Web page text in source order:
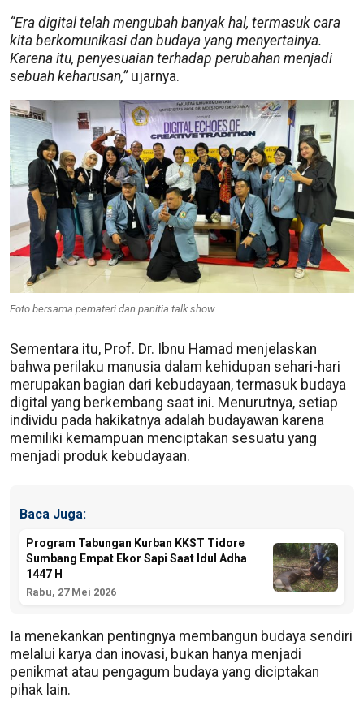
“Era digital telah mengubah banyak hal, termasuk cara
kita berkomunikasi dan budaya yang menyertainya.
Karena itu, penyesuaian terhadap perubahan menjadi
sebuah keharusan,”ujarnya.
Foto bersama pemateri dan panitia talk show.
Sementara itu, Prof. Dr. Ibnu Hamad menjelaskan
bahwa perilaku manusia dalam kehidupan sehari-hari
merupakan bagian dari kebudayaan, termasuk budaya
digital yang berkembang saat ini. Menurutnya, setiap
individu pada hakikatnya adalah budayawan karena
memiliki kemampuan menciptakan sesuatu yang
menjadi produk kebudayaan.
Baca Juga:
Program Tabungan Kurban KKST Tidore
Sumbang Empat Ekor Sapi Saat Idul Adha
1447 H
Rabu, 27 Mei 2026
Ia menekankan pentingnya membangun budaya sendiri
melalui karya dan inovasi, bukan hanya menjadi
penikmat atau pengagum budaya yang diciptakan
pihak lain.